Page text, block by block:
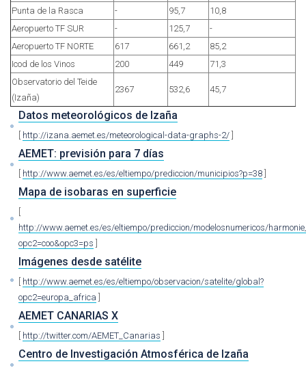
Punta de la Rasca
- 95,7
10,8
Aeropuerto TF SUR
- 125,7
-
Aeropuerto TF NORTE
617 661,2
85,2
Icod de los Vinos
200 449
71,3
Observatorio del Teide
(Izaña)
2367 532,6 45,7
Datos meteorológicos de Izaña
http://izana.aemet.es/meteorological-data-graphs-2/
AEMET: previsión para 7 días
http://www.aemet.es/es/eltiempo/prediccion/municipios?p=38
Mapa de isobaras en superficie
http://www.aemet.es/es/eltiempo/prediccion/modelosnumericos/
opc2=coo&opc3=ps
Imágenes desde satélite
http://www.aemet.es/es/eltiempo/observacion/satelite/global?
opc2=europa_africa
AEMET CANARIAS X
http://twitter.com/AEMET_Canarias
Centro de Investigación Atmosférica de Izaña